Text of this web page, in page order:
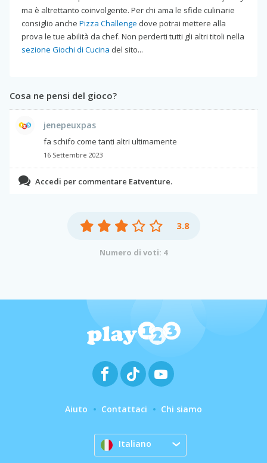
ma è altrettanto coinvolgente. Per chi ama le sfide culinarie
consiglio anche Pizza Challenge dove potrai mettere alla
prova le tue abilità da chef. Non perderti tutti gli altri titoli nella
sezione Giochi di Cucina del sito...
Cosa ne pensi del gioco?
jenepeuxpas
fa schifo come tanti altri ultimamente
16 Settembre 2023
Accedi per commentare Eatventure.
3.8
Numero di voti: 4
Aiuto Contattaci Chi siamo
Italiano